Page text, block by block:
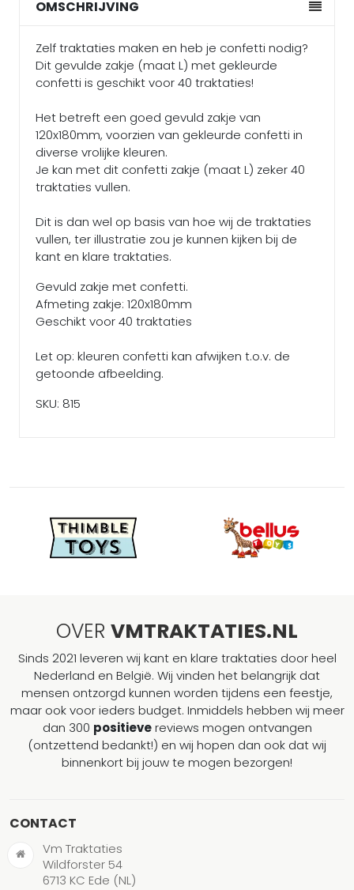
OMSCHRIJVING
Zelf traktaties maken en heb je confetti nodig?
Dit gevulde zakje (maat L) met gekleurde
confetti is geschikt voor 40 traktaties!
Het betreft een goed gevuld zakje van
120x180mm, voorzien van gekleurde confetti in
diverse vrolijke kleuren.
Je kan met dit confetti zakje (maat L) zeker 40
traktaties vullen.
Dit is dan wel op basis van hoe wij de traktaties
vullen, ter illustratie zou je kunnen kijken bij de
kant en klare traktaties.
Gevuld zakje met confetti.
Afmeting zakje: 120x180mm
Geschikt voor 40 traktaties
Let op: kleuren confetti kan afwijken t.o.v. de
getoonde afbeelding.
SKU: 815
OVER VMTRAKTATIES.NL
Sinds 2021 leveren wij kant en klare traktaties door heel
Nederland en België. Wij vinden het belangrijk dat
mensen ontzorgd kunnen worden tijdens een feestje,
maar ook voor ieders budget. Inmiddels hebben wij meer
dan 300 positievereviews mogen ontvangen
(ontzettend bedankt!) en wij hopen dan ook dat wij
binnenkort bij jouw te mogen bezorgen!
CONTACT
Vm Traktaties
Wildforster 54
6713 KC Ede (NL)